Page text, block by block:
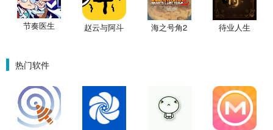
节奏医生 赵云与阿斗 海之号角2 待业人生
热门软件